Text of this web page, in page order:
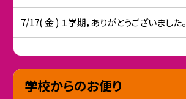
7/17( 金 ) １学期，ありがとうございました。
学校からのお便り